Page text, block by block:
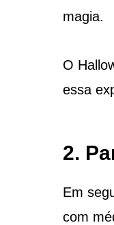
magia.
O
essa
2.
Em
com